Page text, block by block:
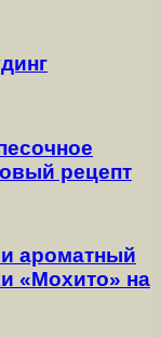
рецепт
ароматный
«Мохито» на